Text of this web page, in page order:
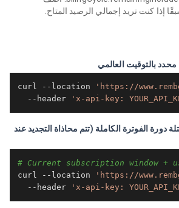
إذا كنت تريد إجمالي الرصيد المتاح.
بالتوقيت العالمي
curl --location
'https://
  --header
'x-api-key:
دورة الفوترة الكاملة (تتم محاذاة التجديد عند
# Current subscription window +
curl --location
'https://
  --header
'x-api-key: